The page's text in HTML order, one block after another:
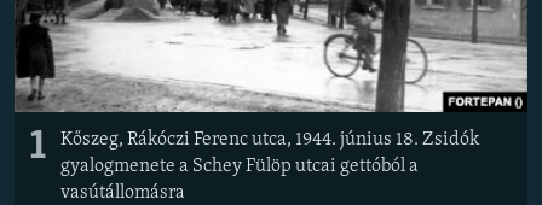
KÖVESSEN MINKET!
Valamennyi RFE/RL weboldal
1
Kőszeg, Rákóczi Ferenc utca, 1944. június 18. Zsidók
gyalogmenete a Schey Fülöp utcai gettóból a
vasútállomásra